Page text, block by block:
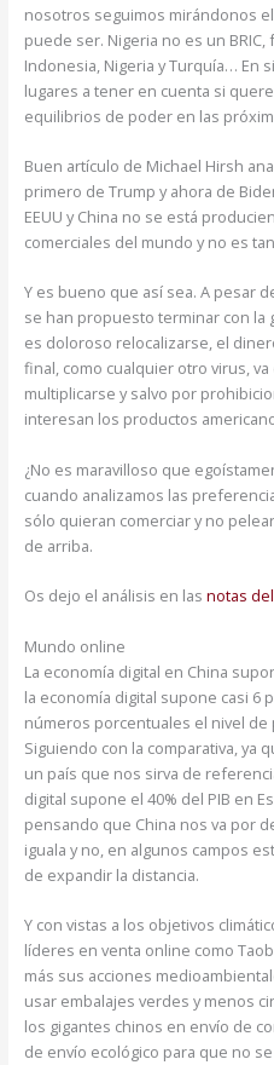
nosotros seguimos mirándonos
puede ser. Nigeria no es un
Indonesia, Nigeria y Turquía… En
lugares a tener en cuenta si
equilibrios de poder en las
Buen artículo de Michael Hirsh
primero de Trump y ahora de
EEUU y China no se está
comerciales del mundo y no es
Y es bueno que así sea. A pesar
se han propuesto terminar con la
es doloroso relocalizarse, el
final, como cualquier otro virus,
multiplicarse y salvo por
interesan los productos
¿No es maravilloso que
cuando analizamos las
sólo quieran comerciar y no
de arriba.
Os dejo el análisis en las notas
Mundo online
La economía digital en China
la economía digital supone casi 6
números porcentuales el nivel
Siguiendo con la comparativa, ya
un país que nos sirva de
digital supone el 40% del PIB en
pensando que China nos va por
iguala y no, en algunos campos
de expandir la distancia.
Y con vistas a los objetivos
líderes en venta online como
más sus acciones
usar embalajes verdes y menos
los gigantes chinos en envío de
de envío ecológico para que no